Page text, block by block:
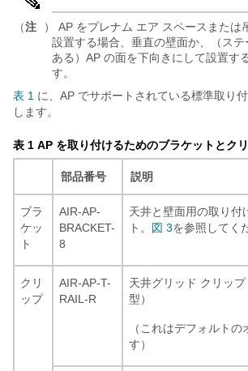
（注
） AP をプレナム エア スペースまたは
設置する場合、垂直の壁面か、（ス
ある）AP の面を下向きにして設置す
す。
表 1 に、AP でサポートされている標準取り
します。
表 1 AP を取り付けるためのブラケットとク
部品番号 説明
ブラ
ケッ
ト
AIR-AP-
BRACKET-
8
天井と壁面用の取り付
ト。 図 3を参照してく
クリ
ップ
AIR-AP-T-
RAIL-R
天井グリッド クリッ
型）
（これはデフォルト
す）